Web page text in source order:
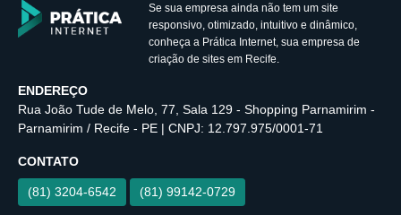
Se sua empresa ainda não tem um site
responsivo, otimizado, intuitivo e dinâmico,
conheça a Prática Internet, sua empresa de
criação de sites em Recife.
ENDEREÇO
Rua João Tude de Melo, 77, Sala 129 - Shopping Parnamirim -
Parnamirim / Recife - PE | CNPJ: 12.797.975/0001-71
CONTATO
(81) 3204-6542 (81) 99142-0729